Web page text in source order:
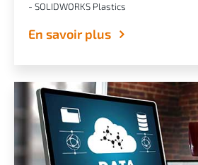
- SOLIDWORKS Plastics
En savoir plus